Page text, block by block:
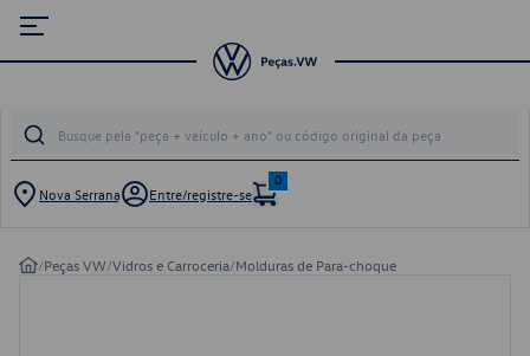
Nova Serrana Entre/registre-se
0
/Peças VW/Vidros e Carroceria/Molduras de Para-choque